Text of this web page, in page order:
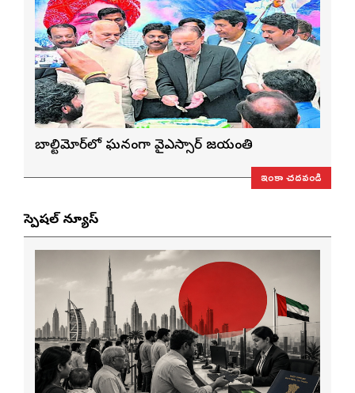
బాల్టిమోర్‌లో ఘనంగా వైఎస్సార్‌ జయంతి
ఇంకా చదవండి
స్పెషల్ న్యూస్